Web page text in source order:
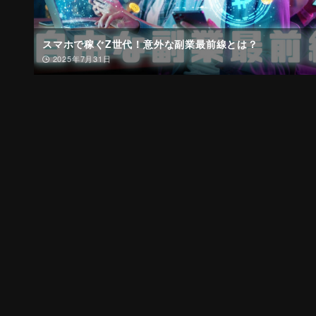
スマホで稼ぐZ世代！意外な副業最前線とは？
2025年7月31日